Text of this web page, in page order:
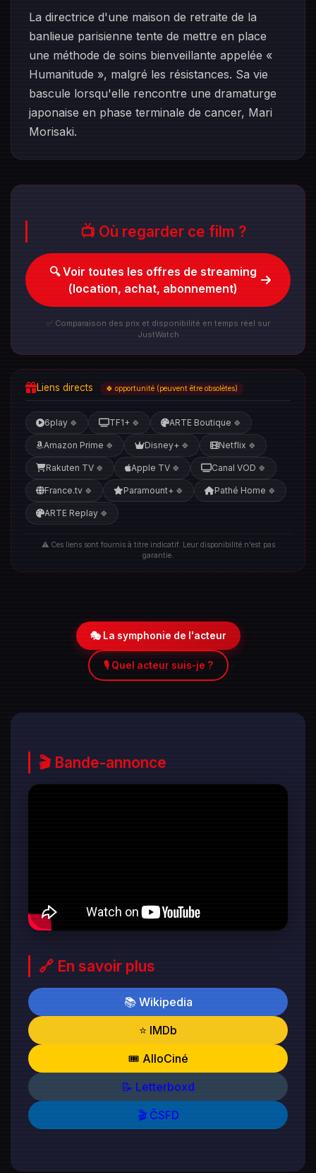
La directrice d'une maison de retraite de la
banlieue parisienne tente de mettre en place
une méthode de soins bienveillante appelée «
Humanitude », malgré les résistances. Sa vie
bascule lorsqu'elle rencontre une dramaturge
japonaise en phase terminale de cancer, Mari
Morisaki.
📺 Où regarder ce film ?
🔍 Voir toutes les offres de streaming
(location, achat, abonnement)
✅ Comparaison des prix et disponibilité en temps réel sur
JustWatch
Liens directs 🍀 opportunité (peuvent être obsolètes)
6play 🍀 TF1+ 🍀 ARTE Boutique 🍀
Amazon Prime 🍀 Disney+ 🍀 Netflix 🍀
Rakuten TV 🍀 Apple TV 🍀 Canal VOD 🍀
France.tv 🍀 Paramount+ 🍀 Pathé Home 🍀
ARTE Replay 🍀
⚠️ Ces liens sont fournis à titre indicatif. Leur disponibilité n'est pas
garantie.
🎭 La symphonie de l'acteur
🎙️ Quel acteur suis-je ?
🎬 Bande-annonce
🔗 En savoir plus
📚 Wikipedia
⭐ IMDb
🎟️ AlloCiné
📝 Letterboxd
🎬 ČSFD